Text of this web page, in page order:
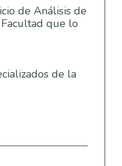
de Análisis de
que lo
de la